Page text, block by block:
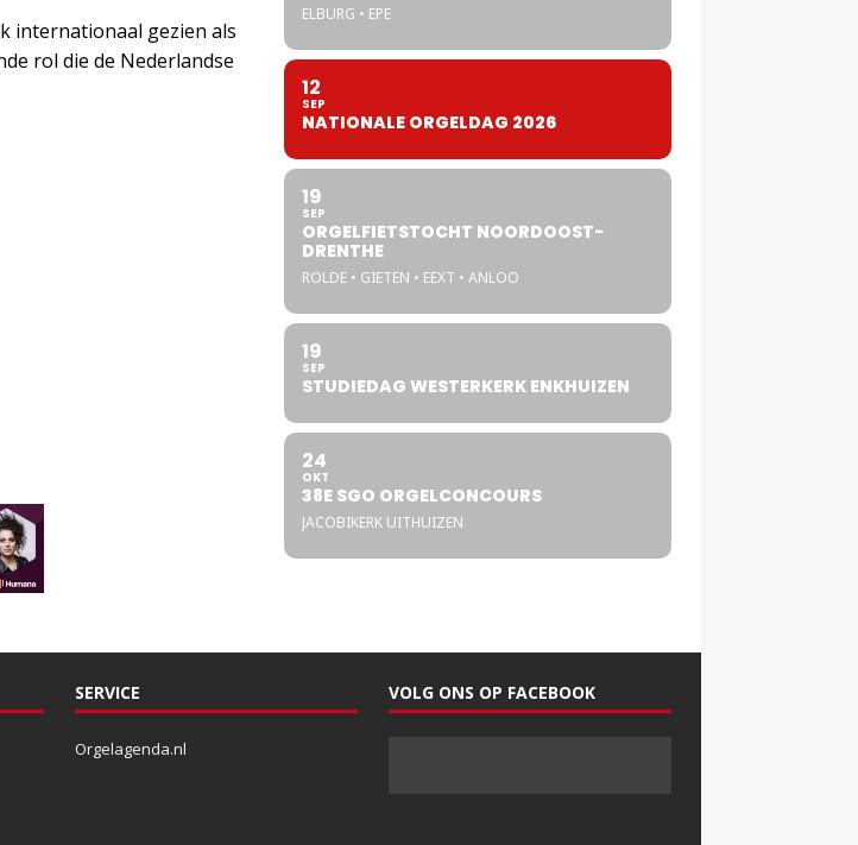
internationaal gezien als
rol die de Nederlandse
ELBURG • EPE
12
SEP
NATIONALE ORGELDAG 2026
19
SEP
ORGELFIETSTOCHT NOORDOOST-
DRENTHE
ROLDE • GIETEN • EEXT • ANLOO
19
SEP
STUDIEDAG WESTERKERK ENKHUIZEN
24
OKT
38E SGO ORGELCONCOURS
JACOBIKERK UITHUIZEN
SERVICE
Orgelagenda.nl
VOLG ONS OP FACEBOOK